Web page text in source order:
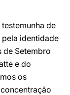
de
identidade
de Setembro
e do
os